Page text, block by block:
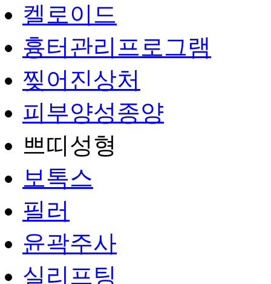
켈로이드
흉터관리프로그램
찢어진상처
피부양성종양
쁘띠성형
보톡스
필러
윤곽주사
실리프팅